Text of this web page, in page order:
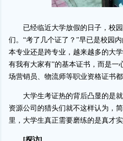
已经临近大学放假的日子，校园
们。“考了几个证了？”早已是校园
本专业还是跨专业，越来越多的大
有我有大家有”的基本证书，而是一
场营销员、物流师等职业资格证书
大学生考证热的背后凸显的是就
资源公司的猎头们就不这样认为，
里，大学生真正需要磨练的是真才